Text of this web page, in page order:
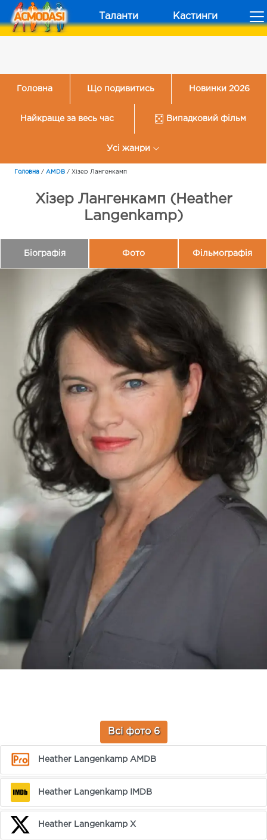
Таланти Кастинги
Головна Що подивитись Новинки 2026
Найкраще за весь час Випадковий фільм
Усі жанри
Головна / AMDB / Хізер Лангенкамп
Хізер Лангенкамп (Heather
Langenkamp)
Біографія Фото Фільмографія
Всі фото 6
Heather Langenkamp AMDB
Heather Langenkamp IMDB
Heather Langenkamp X